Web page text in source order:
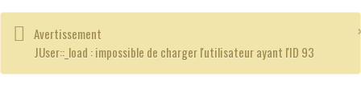
Avertissement
JUser::_load : impossible de charger l'utilisateur ayant l'ID 93